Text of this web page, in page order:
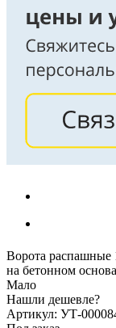
Ворота распашные
на бетонном
Мало
Нашли дешевле?
Артикул: УТ-